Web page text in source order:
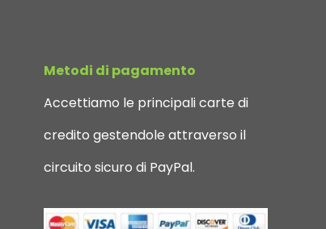
Metodi di pagamento
Accettiamo le principali carte di
credito gestendole attraverso il
circuito sicuro di PayPal.